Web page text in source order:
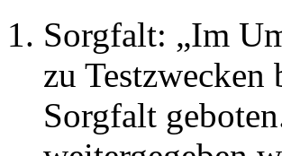
Sorgfalt: „Im
zu
Sorgfalt